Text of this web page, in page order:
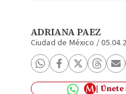
ADRIANA PAEZ
Ciudad de México /
Únete